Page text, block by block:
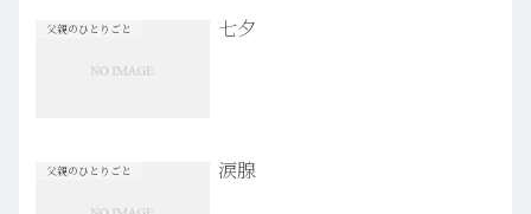
父親のひとりごと 七夕
父親のひとりごと 涙腺